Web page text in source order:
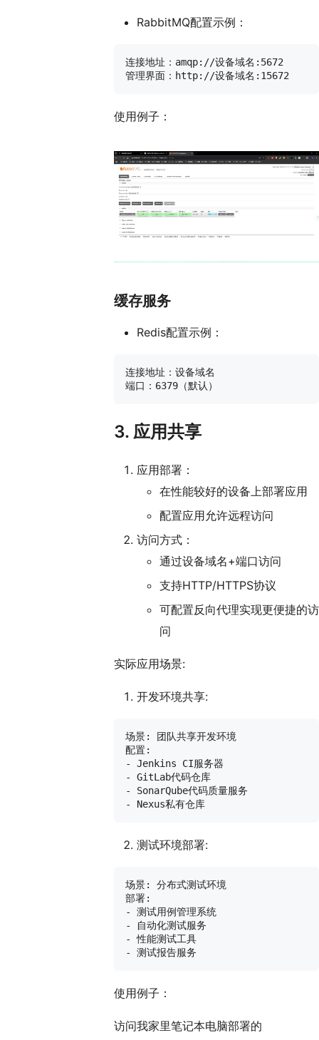
RabbitMQ配置示例：
连接地址：amqp://设备域名:5672
使用例子：
缓存服务
Redis配置示例：
连接地址：设备域名
3. 应用共享
应用部署：
在性能较好的设备上部署应用
配置应用允许远程访问
访问方式：
通过设备域名+端口访问
支持HTTP/HTTPS协议
可配置反向代理实现更便捷的访
问
实际应用场景:
开发环境共享:
场景: 团队共享开发环境
配置:
- Jenkins CI服务器
- GitLab代码仓库
- SonarQube代码质量服务
测试环境部署:
场景: 分布式测试环境
部署:
- 测试用例管理系统
- 自动化测试服务
- 性能测试工具
使用例子：
访问我家里笔记本电脑部署的